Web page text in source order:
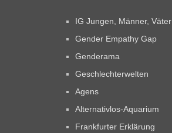
IG Jungen, Männer, Väter
Gender Empathy Gap
Genderama
Geschlechterwelten
Agens
Alternativlos-Aquarium
Frankfurter Erklärung